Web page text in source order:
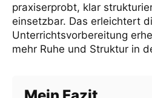
praxiserprobt, klar
einsetzbar. Das erleichtert
Unterrichtsvorbereitung
mehr Ruhe und Struktur in